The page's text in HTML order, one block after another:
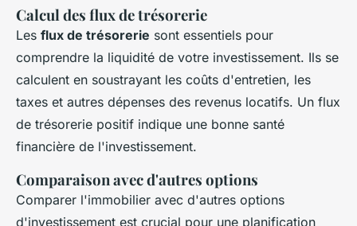
Calcul des flux de trésorerie
Les flux de trésorerie sont essentiels pour
comprendre la liquidité de votre investissement. Ils se
calculent en soustrayant les coûts d'entretien, les
taxes et autres dépenses des revenus locatifs. Un flux
de trésorerie positif indique une bonne santé
financière de l'investissement.
Comparaison avec d'autres options
Comparer l'immobilier avec d'autres options
d'investissement est crucial pour une planification